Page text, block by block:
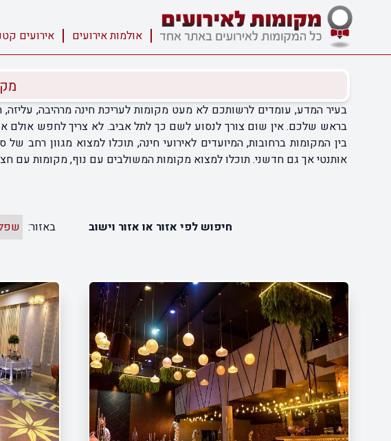
אולמות אירועים אירועים
בעיר המדע, עומדים לרשותכם לא מעט מקומות לעריכת חינה מרהיבה,
בראש שלכם. אין שום צורך לנסוע לשם כך לתל אביב. לא צריך לחפש אולם
בין המקומות ברחובות, המיועדים לאירועי חינה, תוכלו למצוא מגוון רחב
אותנטי אך גם חדשני. תוכלו למצוא מקומות המשולבים עם נוף, מקומות עם
חיפוש לפי אזור או אזור וישוב באזור: